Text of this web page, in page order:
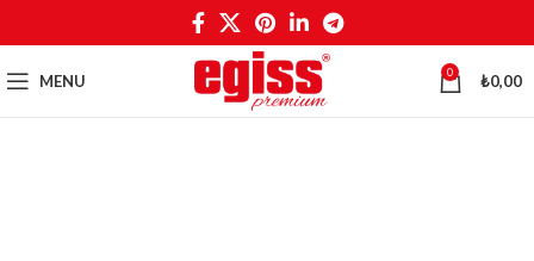
MENU 0 ₺0,00